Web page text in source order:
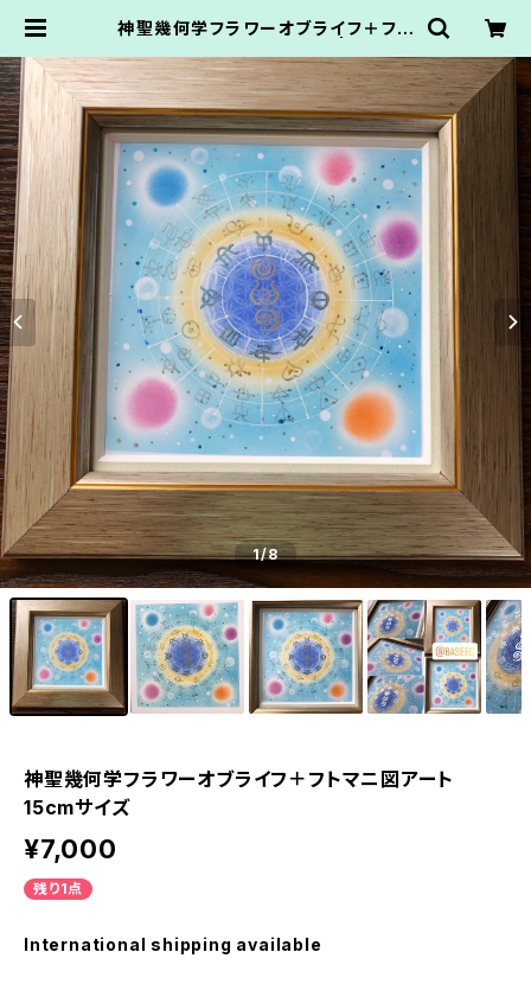
神聖幾何学フラワーオブライフ＋フト
rNanbancafe.かてなまゆ
1/8
神聖幾何学フラワーオブライフ＋フトマニ図アート
15cmサイズ
¥7,000
残り1点
International shipping available